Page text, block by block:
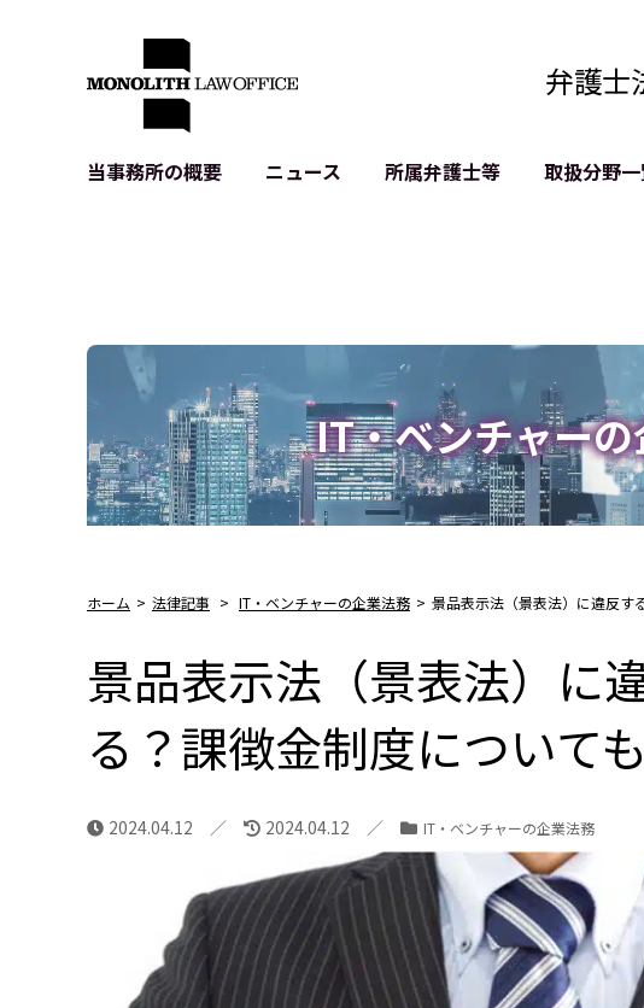
弁護士
当事務所の概要
アクセス
ニュース 所属弁護士等 取扱分野
IPO（上場）支援
生成AI関連法務
記事・LPの薬機法等チェック
D2C等の不正転売対策
サイバー犯罪の刑事告訴等
IT・ベンチャー
ホーム > 法律記事 > IT・ベンチャーの企業法務 > 景品表示法（景表法）に違反す
景品表示法（景表法）に
る？課徴金制度について
2024.04.12 2024.04.12 IT・ベンチャーの企業法務